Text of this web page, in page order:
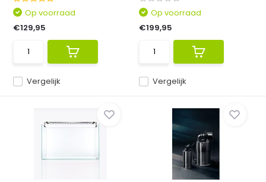
Vergelijk
Op voorraad
€129,95
Vergelijk
Op voorraad
€199,95